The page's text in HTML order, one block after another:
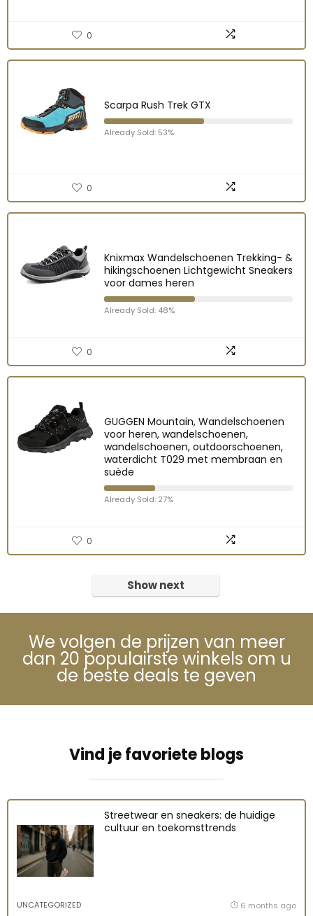
0
Scarpa Rush Trek GTX
Already Sold: 53%
0
Knixmax Wandelschoenen Trekking- &
hikingschoenen Lichtgewicht Sneakers
voor dames heren
Already Sold: 48%
0
GUGGEN Mountain, Wandelschoenen
voor heren, wandelschoenen,
wandelschoenen, outdoorschoenen,
waterdicht T029 met membraan en
suède
Already Sold: 27%
0
Show next
We volgen de prijzen van meer
dan 20 populairste winkels om u
de beste deals te geven
Vind je favoriete blogs
Streetwear en sneakers: de huidige
cultuur en toekomsttrends
UNCATEGORIZED 6 months ago